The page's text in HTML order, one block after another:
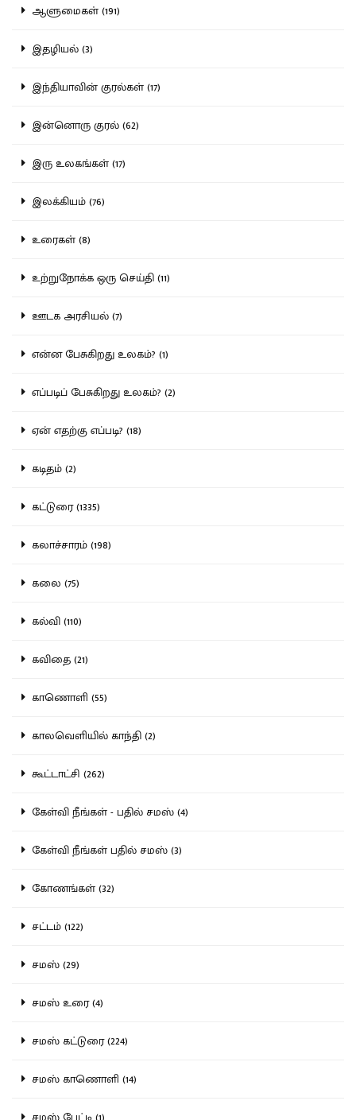
ஆளுமைகள் (191)
இதழியல் (3)
இந்தியாவின் குரல்கள் (17)
இன்னொரு குரல் (62)
இரு உலகங்கள் (17)
இலக்கியம் (76)
உரைகள் (8)
உற்றுநோக்க ஒரு செய்தி (11)
ஊடக அரசியல் (7)
என்ன பேசுகிறது உலகம்? (1)
எப்படிப் பேசுகிறது உலகம்? (2)
ஏன் எதற்கு எப்படி? (18)
கடிதம் (2)
கட்டுரை (1335)
கலாச்சாரம் (198)
கலை (75)
கல்வி (110)
கவிதை (21)
காணொளி (55)
காலவெளியில் காந்தி (2)
கூட்டாட்சி (262)
கேள்வி நீங்கள் - பதில் சமஸ் (4)
கேள்வி நீங்கள் பதில் சமஸ் (3)
கோணங்கள் (32)
சட்டம் (122)
சமஸ் (29)
சமஸ் உரை (4)
சமஸ் கட்டுரை (224)
சமஸ் காணொளி (14)